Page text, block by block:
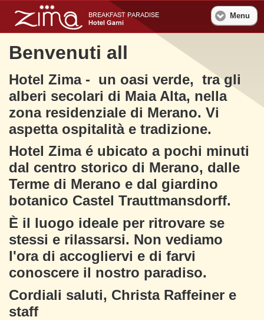
Menu
Benvenuti all
Hotel Zima - un oasi verde, tra gli
alberi secolari di Maia Alta, nella
zona residenziale di Merano. Vi
aspetta ospitalità e tradizione.
Hotel Zima é ubicato a pochi minuti
dal centro storico di Merano, dalle
Terme di Merano e dal giardino
botanico Castel Trauttmansdorff.
È il luogo ideale per ritrovare se
stessi e rilassarsi. Non vediamo
l'ora di accogliervi e di farvi
conoscere il nostro paradiso.
Cordiali saluti, Christa Raffeiner e
staff